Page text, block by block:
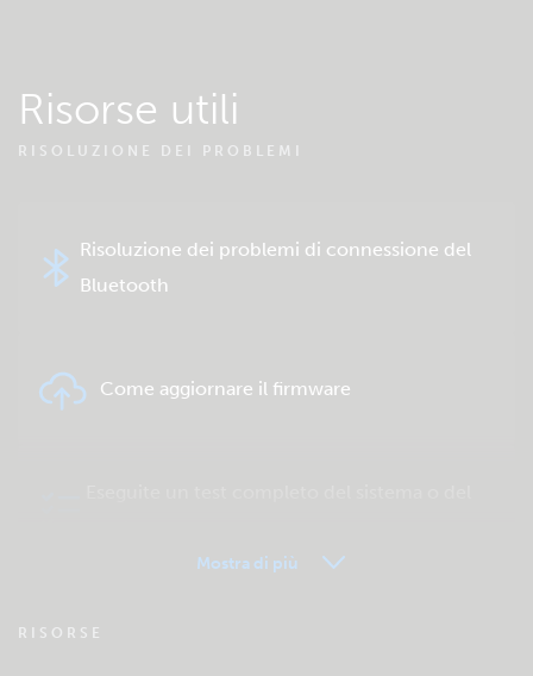
Risorse utili
RISOLUZIONE DEI PROBLEMI
Risoluzione dei problemi di connessione del
Bluetooth
Come aggiornare il firmware
Mostra di più
RISORSE